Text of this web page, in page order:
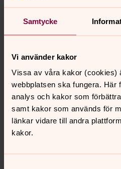
Samtycke
Vi använder kakor
Vissa av våra kakor (cookies)
webbplatsen ska fungera. Här
analys och kakor som
samt kakor som används för
länkar vidare till andra
kakor.
frågorna om stiftelsemedel.
Andra stiftelser
Du som bor i Hedvig
stiftelser. Diakonen kan
lämpliga för dig att söka.
Förutom församlingens egna
diakonerna bara till med
För gamla, sjuka, ekonomiskt
Johanniterorden